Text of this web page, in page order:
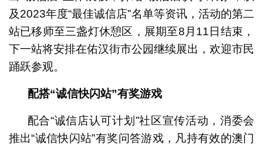
及2023年度“最佳诚信店”名单等资讯，活动的第二
站已移师至三盏灯休憩区，展期至8月11日结束，
下一站将安排在佑汉街市公园继续展出，欢迎市民
踊跃参观。
配搭“诚信快闪站”有奖游戏
配合“诚信店认可计划”社区宣传活动，消委会
推出“诚信快闪站”有奖问答游戏，凡持有效的澳门